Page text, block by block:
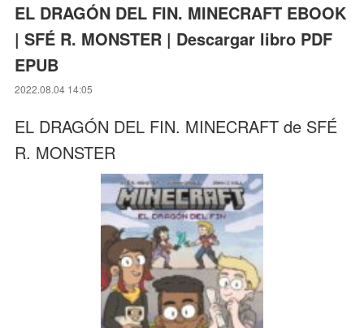
EL DRAGÓN DEL FIN. MINECRAFT EBOOK
| SFÉ R. MONSTER | Descargar libro PDF
EPUB
2022.08.04 14:05
EL DRAGÓN DEL FIN. MINECRAFT de SFÉ
R. MONSTER